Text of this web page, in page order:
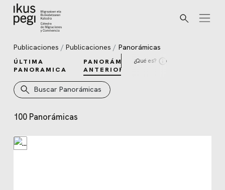
Ir directamente al contenido
Buscar
Publicaciones Publicaciones Panorámicas
ÚLTIMA
PANORAMICA
PANORÁMICAS
ANTERIORES
¿Qué es?
Buscar Panorámicas
100 Panorámicas
Panorámicas